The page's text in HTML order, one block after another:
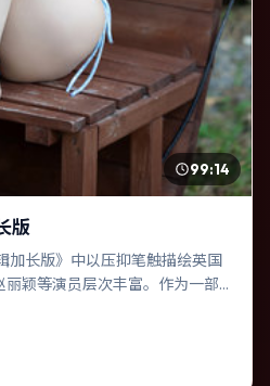
99:14
版
加长版》中以压抑笔触描绘英国
颖等演员层次丰富。作为一部
入，逐步推向不可逆转的结
克制有力。